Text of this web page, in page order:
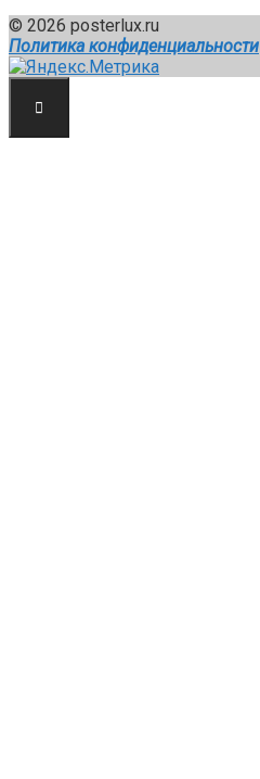
© 2026 posterlux.ru
Политика конфиденциальности